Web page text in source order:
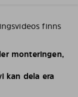
finns
monteringen,
kan dela era